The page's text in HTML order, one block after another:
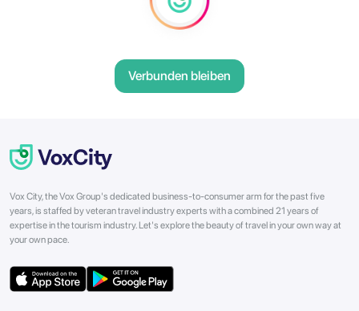
Verbunden bleiben
Vox City, the Vox Group's dedicated business-to-consumer arm for the past five
years, is staffed by veteran travel industry experts with a combined 21 years of
expertise in the tourism industry. Let's explore the beauty of travel in your own way at
your own pace.